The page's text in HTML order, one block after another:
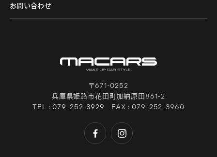
お問い合わせ
〒671-0252
兵庫県姫路市花田町加納原田861-2
TEL :079-252-3929 FAX : 079-252-3960